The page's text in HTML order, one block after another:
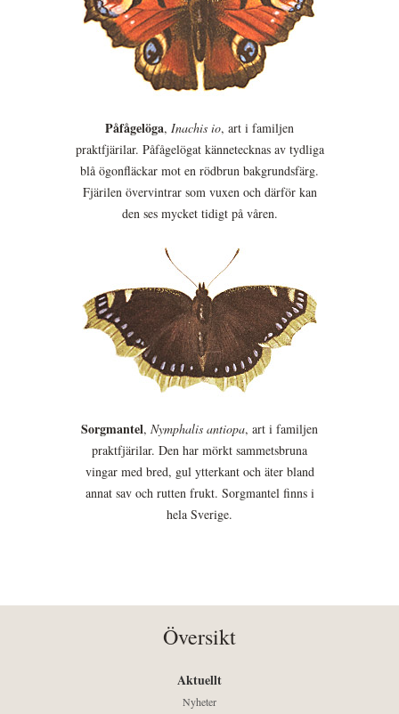
Påfågelöga, Inachis io, art i familjen
praktfjärilar. Påfågelögat kännetecknas av tydliga
blå ögonfläckar mot en rödbrun bakgrundsfärg.
Fjärilen övervintrar som vuxen och därför kan
den ses mycket tidigt på våren.
Sorgmantel, Nymphalis antiopa, art i familjen
praktfjärilar. Den har mörkt sammetsbruna
vingar med bred, gul ytterkant och äter bland
annat sav och rutten frukt. Sorgmantel finns i
hela Sverige.
Översikt
Aktuellt
Nyheter